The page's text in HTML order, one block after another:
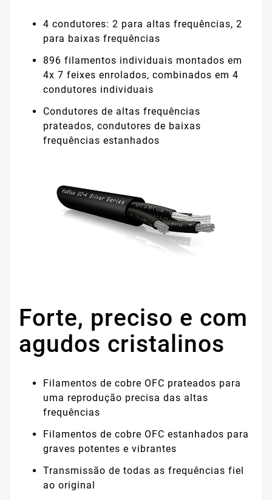
4 condutores: 2 para altas frequências, 2
para baixas frequências
896 filamentos individuais montados em
4x 7 feixes enrolados, combinados em 4
condutores individuais
Condutores de altas frequências
prateados, condutores de baixas
frequências estanhados
Forte, preciso e com
agudos cristalinos
Filamentos de cobre OFC prateados para
uma reprodução precisa das altas
frequências
Filamentos de cobre OFC estanhados para
graves potentes e vibrantes
Transmissão de todas as frequências fiel
ao original